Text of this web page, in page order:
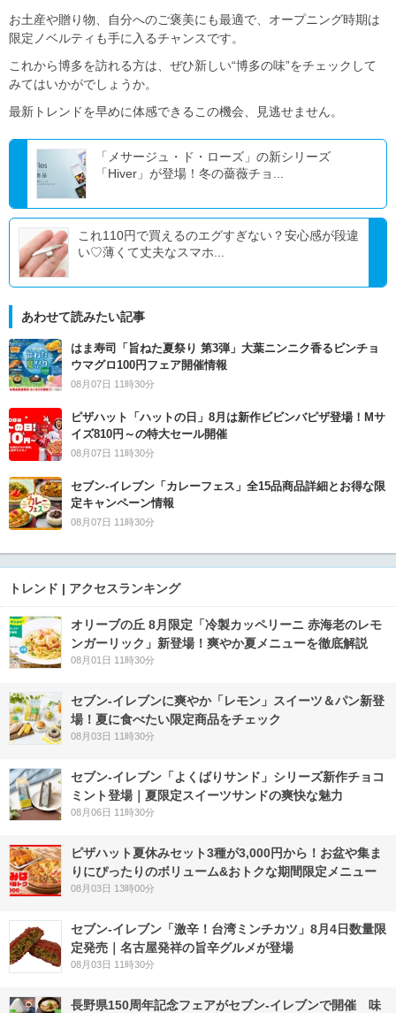
お土産や贈り物、自分へのご褒美にも最適で、オープニング時期は
限定ノベルティも手に入るチャンスです。
これから博多を訪れる方は、ぜひ新しい“博多の味”をチェックして
みてはいかがでしょうか。
最新トレンドを早めに体感できるこの機会、見逃せません。
「メサージュ・ド・ローズ」の新シリーズ
「Hiver」が登場！冬の薔薇チョ...
これ110円で買えるのエグすぎない？安心感が段違
い♡薄くて丈夫なスマホ...
あわせて読みたい記事
はま寿司「旨ねた夏祭り 第3弾」大葉ニンニク香るビンチョ
ウマグロ100円フェア開催情報
08月07日 11時30分
ピザハット「ハットの日」8月は新作ビビンバピザ登場！Mサ
イズ810円～の特大セール開催
08月07日 11時30分
セブン‐イレブン「カレーフェス」全15品商品詳細とお得な限
定キャンペーン情報
08月07日 11時30分
トレンド | アクセスランキング
オリーブの丘 8月限定「冷製カッペリーニ 赤海老のレモ
ンガーリック」新登場！爽やか夏メニューを徹底解説
08月01日 11時30分
セブン‐イレブンに爽やか「レモン」スイーツ＆パン新登
場！夏に食べたい限定商品をチェック
08月03日 11時30分
セブン‐イレブン「よくばりサンド」シリーズ新作チョコ
ミント登場｜夏限定スイーツサンドの爽快な魅力
08月06日 11時30分
ピザハット夏休みセット3種が3,000円から！お盆や集ま
りにぴったりのボリューム&おトクな期間限定メニュー
08月03日 13時00分
セブン-イレブン「激辛！台湾ミンチカツ」8月4日数量限
定発売｜名古屋発祥の旨辛グルメが登場
08月03日 11時30分
長野県150周年記念フェアがセブン-イレブンで開催 味